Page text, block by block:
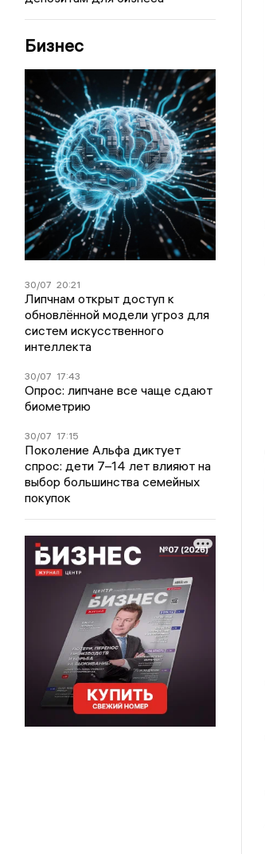
Бизнес
30/07 20:21
Липчнам открыт доступ к
обновлённой модели угроз для
систем искусственного
интеллекта
30/07 17:43
Опрос: липчане все чаще сдают
биометрию
30/07 17:15
Поколение Альфа диктует
спрос: дети 7–14 лет влияют на
выбор большинства семейных
покупок